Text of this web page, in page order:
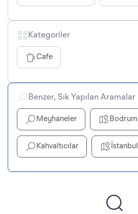
Kategoriler
Cafe
Benzer, Sık Yapılan Aramalar
Meyhaneler Bodrum
Kahvaltıcılar İstanbul